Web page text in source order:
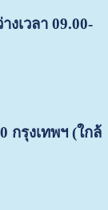
งเวลา 09.00-
กรุงเทพฯ (ใกล้